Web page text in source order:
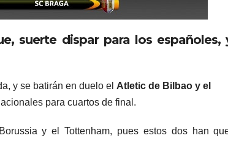
suerte dispar para los españoles,
y se batirán en duelo el Atletic de Bilbao y el
para cuartos de final.
y el Tottenham, pues estos dos han